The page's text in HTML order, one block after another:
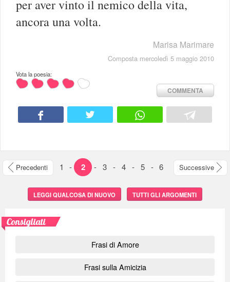
per aver vinto il nemico della vita,
ancora una volta.
Marisa Marimare
Composta mercoledì 5 maggio 2010
Vota la poesia:
COMMENTA
Precedenti 1 - 2 - 3 - 4 - 5 - 6 Successive
LEGGI QUALCOSA DI NUOVO TUTTI GLI ARGOMENTI
Consigliati
Frasi di Amore
Frasi sulla Amicizia